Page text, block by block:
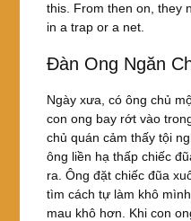
this. From then on, they
in a trap or a net.
Đàn Ong Ngăn
Ngày xưa, có ông chủ
con ong bay rớt vào
chủ quán cảm thấy tội
ông liền hạ thấp chiếc
ra. Ông đặt chiếc đũa
tìm cách tự làm khô
mau khô hơn. Khi con